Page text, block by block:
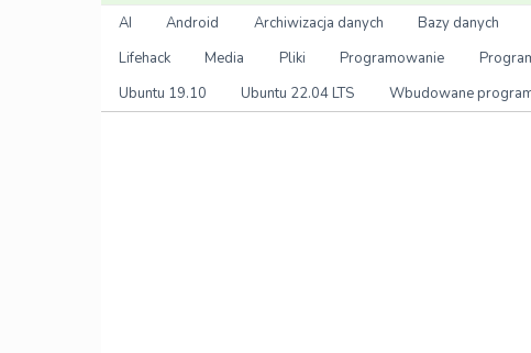
Kategorie
AI Android Archiwizacja danych Bazy danych
Lifehack
Media Pliki Programowanie
Ubuntu 19.10
Ubuntu 22.04 LTS Wbudowane